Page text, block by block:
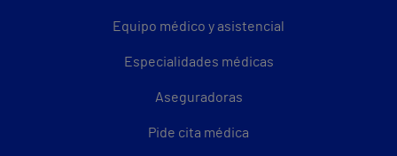
Equipo médico y asistencial
Especialidades médicas
Aseguradoras
Pide cita médica